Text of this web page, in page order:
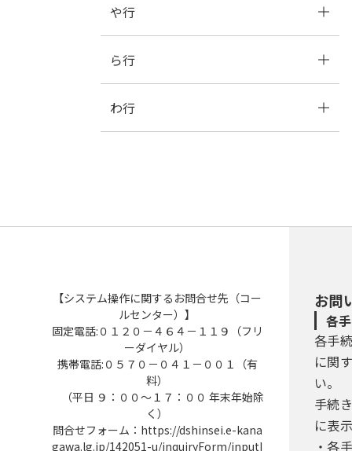
福祉
選挙
ま
や行
や
ら行
ら
わ行
【システム操作に関するお問合せ先（コー
ルセンター）】
固定電話:０１２０－４６４－１１９（フリ
ーダイヤル）
携帯電話:０５７０－０４１－００１（有
料）
（平日 ９：００～１７：００ 年末年始除
く）
問合せフォーム：https://dshinsei.e-kana
gawa.lg.jp/142051-u/inquiryForm/inputI
お問
各
各手
に関
い。
手続
に表
・各